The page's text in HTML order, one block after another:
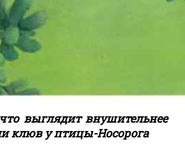
выглядит внушительнее
клюв у птицы-Носорога